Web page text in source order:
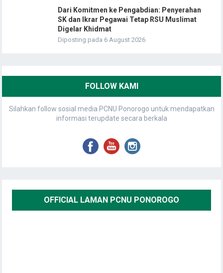
Dari Komitmen ke Pengabdian: Penyerahan
SK dan Ikrar Pegawai Tetap RSU Muslimat
Digelar Khidmat
Diposting pada 6 August 2026
FOLLOW KAMI
Silahkan follow sosial media PCNU Ponorogo untuk mendapatkan
informasi terupdate secara berkala
OFFICIAL LAMAN PCNU PONOROGO